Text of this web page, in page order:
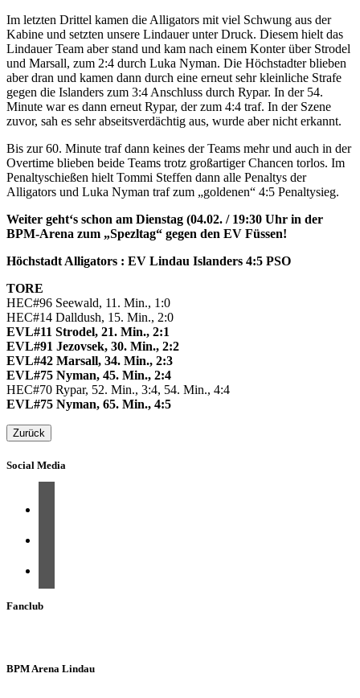
Im letzten Drittel kamen die Alligators mit viel Schwung aus der
Kabine und setzten unsere Lindauer unter Druck. Diesem hielt das
Lindauer Team aber stand und kam nach einem Konter über Strodel
und Marsall, zum 2:4 durch Luka Nyman. Die Höchstadter blieben
aber dran und kamen dann durch eine erneut sehr kleinliche Strafe
gegen die Islanders zum 3:4 Anschluss durch Rypar. In der 54.
Minute war es dann erneut Rypar, der zum 4:4 traf. In der Szene
zuvor, sah es sehr abseitsverdächtig aus, wurde aber nicht erkannt.
Bis zur 60. Minute traf dann keines der Teams mehr und auch in der
Overtime blieben beide Teams trotz großartiger Chancen torlos. Im
Penaltyschießen hielt Tommi Steffen dann alle Penaltys der
Alligators und Luka Nyman traf zum „goldenen“ 4:5 Penaltysieg.
Weiter geht‘s schon am Dienstag (04.02. / 19:30 Uhr in der
BPM-Arena zum „Spezltag“ gegen den EV Füssen!
Höchstadt Alligators : EV Lindau Islanders 4:5 PSO
TORE
HEC#96 Seewald, 11. Min., 1:0
HEC#14 Dalldush, 15. Min., 2:0
EVL#11 Strodel, 21. Min., 2:1
EVL#91 Jezovsek, 30. Min., 2:2
EVL#42 Marsall, 34. Min., 2:3
EVL#75 Nyman, 45. Min., 2:4
HEC#70 Rypar, 52. Min., 3:4, 54. Min., 4:4
EVL#75 Nyman, 65. Min., 4:5
Zurück
Social Media
Fanclub
BPM Arena Lindau